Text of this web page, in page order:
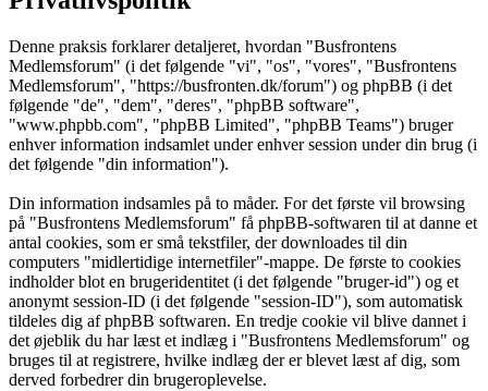
Denne praksis forklarer detaljeret, hvordan "Busfrontens
Medlemsforum" (i det følgende "vi", "os", "vores", "Busfrontens
Medlemsforum", "https://busfronten.dk/forum") og phpBB (i det
følgende "de", "dem", "deres", "phpBB software",
"www.phpbb.com", "phpBB Limited", "phpBB Teams") bruger
enhver information indsamlet under enhver session under din brug (i
det følgende "din information").
Din information indsamles på to måder. For det første vil browsing
på "Busfrontens Medlemsforum" få phpBB-softwaren til at danne et
antal cookies, som er små tekstfiler, der downloades til din
computers "midlertidige internetfiler"-mappe. De første to cookies
indholder blot en brugeridentitet (i det følgende "bruger-id") og et
anonymt session-ID (i det følgende "session-ID"), som automatisk
tildeles dig af phpBB softwaren. En tredje cookie vil blive dannet i
det øjeblik du har læst et indlæg i "Busfrontens Medlemsforum" og
bruges til at registrere, hvilke indlæg der er blevet læst af dig, som
derved forbedrer din brugeroplevelse.